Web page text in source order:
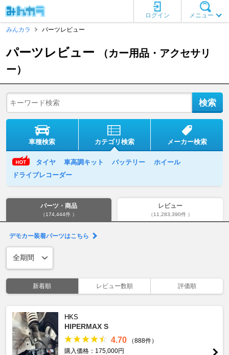
メニュー
ログイン
みんカラ
パーツレビュー
パーツレビュー
（カー用品・アクセサリ
ー）
車種検索 カテゴリ検索 メーカー検索
タイヤ 車高調キット バッテリー
ホイール
ドライブレコーダー
パーツ・商品
（174,444件 ）
レビュー
（11,283,390件 ）
デモカー装着パーツはこちら
新着順 レビュー数順 評価順
HKS
HIPERMAX S
4.70
（888件）
購入価格：175,000円